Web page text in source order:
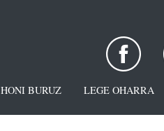
HONI BURUZ LEGE OHARRA